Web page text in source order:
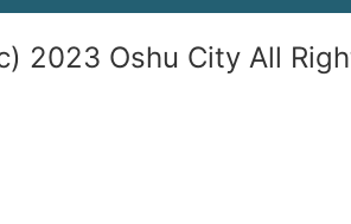
2023 Oshu City All